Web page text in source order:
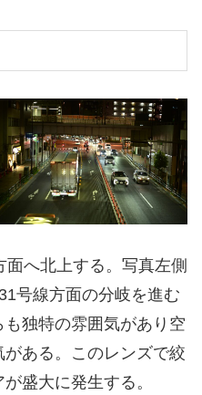
へ北上する。写真左側
号線方面の分岐を進む
独特の雰囲気があり空
ある。このレンズで絞
盛大に発生する。